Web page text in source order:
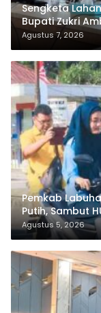
Sengketa
Bupati Zukri
Agustus 7, 2026
Pemkab
Putih, Sambut
Agustus 5, 2026